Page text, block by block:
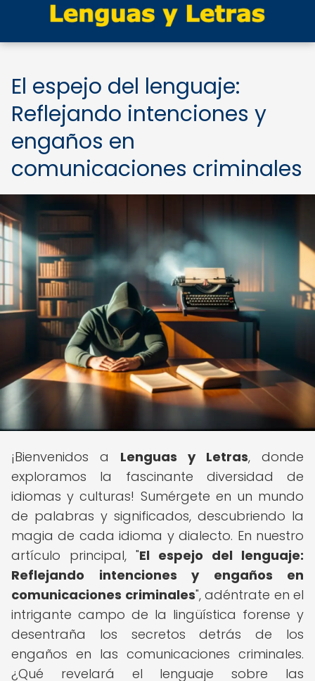
El espejo del lenguaje:
Reflejando intenciones y
engaños en
comunicaciones criminales
¡Bienvenidos a Lenguas y Letras, donde
exploramos la fascinante diversidad de
idiomas y culturas! Sumérgete en un mundo
de palabras y significados, descubriendo la
magia de cada idioma y dialecto. En nuestro
artículo principal, "El espejo del lenguaje:
Reflejando intenciones y engaños en
comunicaciones criminales", adéntrate en el
intrigante campo de la lingüística forense y
desentraña los secretos detrás de los
engaños en las comunicaciones criminales.
¿Qué revelará el lenguaje sobre las